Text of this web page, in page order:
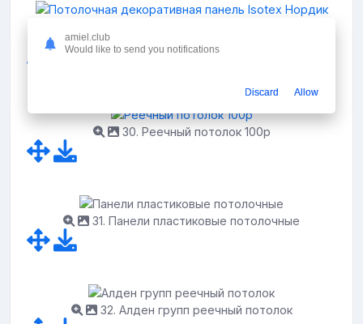
Нордик
30. Реечный потолок 100р
31. Панели пластиковые потолочные
32. Алден групп реечный потолок
amiel.club
Would like to send you notifications
Discard Allow